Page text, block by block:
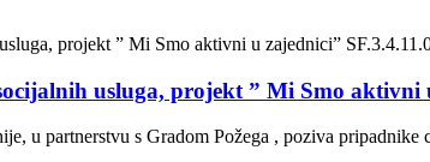
usluga, projekt ” Mi Smo aktivni
u partnerstvu s Gradom Požega , poziva